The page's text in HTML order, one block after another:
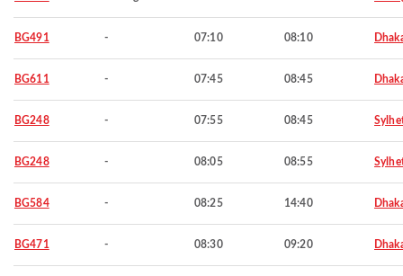
BG491 - 07:10 08:10
BG611 - 07:45 08:45
BG248 - 07:55 08:45
BG248 - 08:05 08:55
BG584 - 08:25 14:40
BG471 - 08:30 09:20